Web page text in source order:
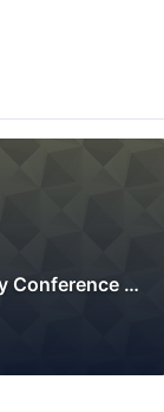
Japan Accessibility Conference - digital information